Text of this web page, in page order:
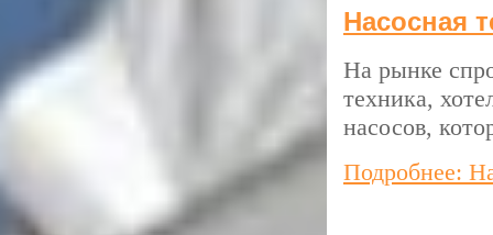
Насосная
На рынке
техника,
насосов,
Подробнее: